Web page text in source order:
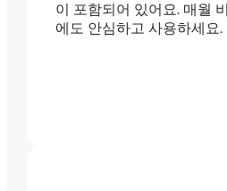
이 포함되어 있어요. 매월
에도 안심하고 사용하세요.